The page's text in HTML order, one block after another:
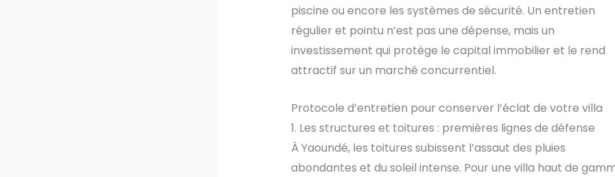
piscine ou encore les systèmes de sécurité. Un entretien
régulier et pointu n’est pas une dépense, mais un
investissement qui protège le capital immobilier et le rend
attractif sur un marché concurrentiel.
Protocole d’entretien pour conserver l’éclat de votre villa
1. Les structures et toitures : premières lignes de défense
À Yaoundé, les toitures subissent l’assaut des pluies
abondantes et du soleil intense. Pour une villa haut de